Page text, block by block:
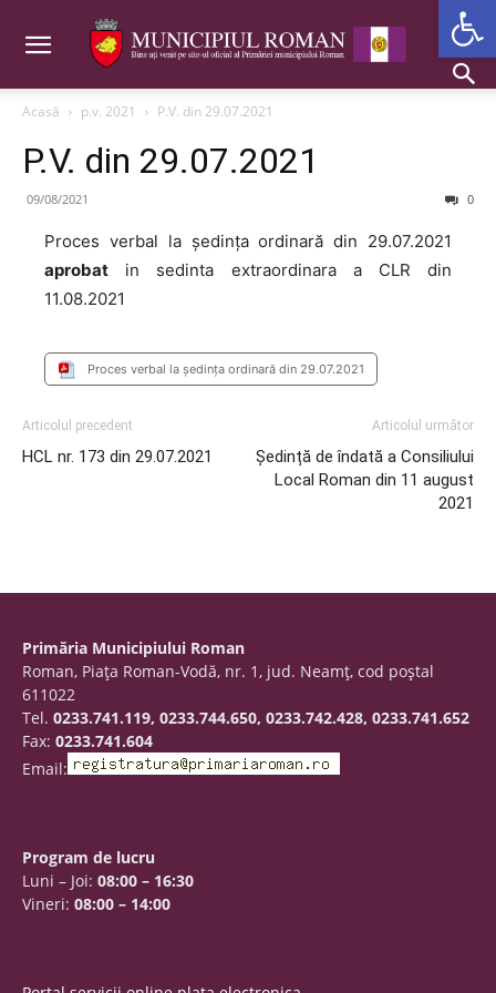
Acasă p.v. 2021 P.V. din 29.07.2021
P.V. din 29.07.2021
09/08/2021 0
Proces verbal la ședința ordinară din 29.07.2021
aprobat in sedinta extraordinara a CLR din
11.08.2021
Proces verbal la ședința ordinară din 29.07.2021
Articolul precedent
HCL nr. 173 din 29.07.2021
Articolul următor
Ședință de îndată a Consiliului
Local Roman din 11 august
2021
Primăria Municipiului Roman
Roman, Piaţa Roman-Vodă, nr. 1, jud. Neamţ, cod poştal
611022
Tel. 0233.741.119, 0233.744.650, 0233.742.428, 0233.741.652
Fax: 0233.741.604
Email:
Program de lucru
Luni – Joi: 08:00 – 16:30
Vineri: 08:00 – 14:00